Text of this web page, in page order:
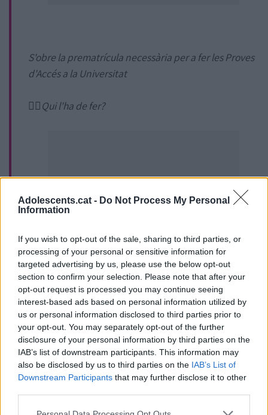
Adolescents.cat - Do Not Process My Personal
Information
If you wish to opt-out of the sale, sharing to third parties, or
processing of your personal or sensitive information for
targeted advertising by us, please use the below opt-out
section to confirm your selection. Please note that after your
opt-out request is processed you may continue seeing
interest-based ads based on personal information utilized by
us or personal information disclosed to third parties prior to
your opt-out. You may separately opt-out of the further
disclosure of your personal information by third parties on the
IAB’s list of downstream participants. This information may
also be disclosed by us to third parties on the IAB’s List of
Downstream Participants that may further disclose it to other
S'obre la prematrícula necessària per a fer les Proves
d'Accés a la Universitat
🙋‍♂️Qui l'ha de fer?